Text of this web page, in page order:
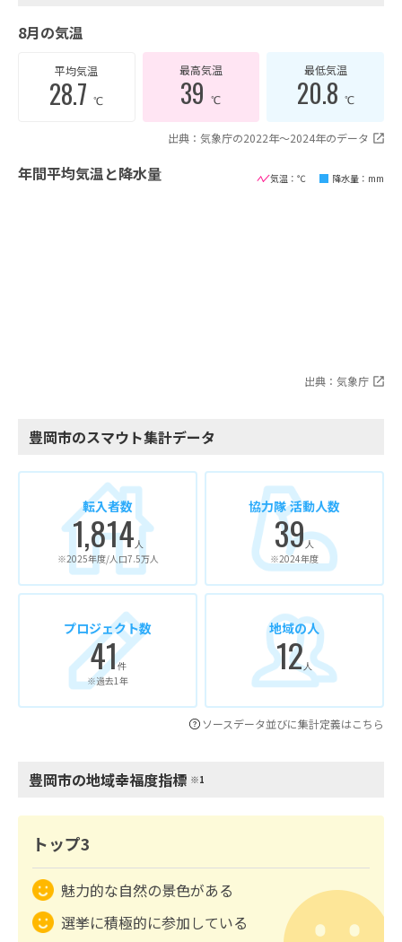
8月の気温
平均気温
28.7℃
最高気温
39℃
最低気温
20.8 ℃
出典：気象庁の2022年〜2024年のデータ
年間平均気温と降水量 気温：℃ 降水量：mm
出典：気象庁
豊岡市のスマウト集計データ
転入者数
1,814 人
※2025年度/人口7.5万人
協力隊 活動人数
39人
※2024年度
プロジェクト数
41件
※過去1年
地域の人
12人
ソースデータ並びに集計定義はこちら
豊岡市の地域幸福度指標 ※1
トップ3
魅力的な自然の景色がある
選挙に積極的に参加している